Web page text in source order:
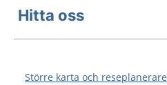
Hitta oss
Större karta och reseplanerare